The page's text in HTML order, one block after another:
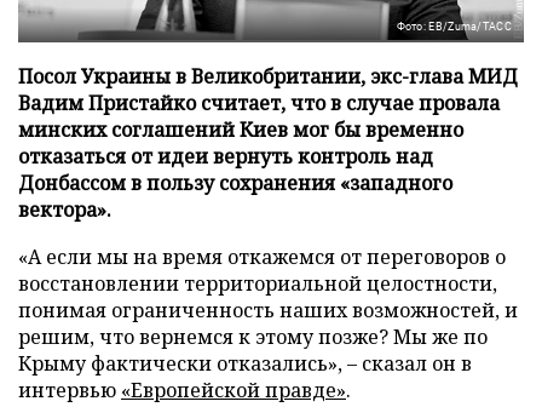
Фото: ЕВ/Zuma/ТАСС
Посол Украины в Великобритании, экс-глава МИД
Вадим Пристайко считает, что в случае провала
минских соглашений Киев мог бы временно
отказаться от идеи вернуть контроль над
Донбассом в пользу сохранения «западного
вектора».
«А если мы на время откажемся от переговоров о
восстановлении территориальной целостности,
понимая ограниченность наших возможностей, и
решим, что вернемся к этому позже? Мы же по
Крыму фактически отказались», – сказал он в
интервью «Европейской правде».